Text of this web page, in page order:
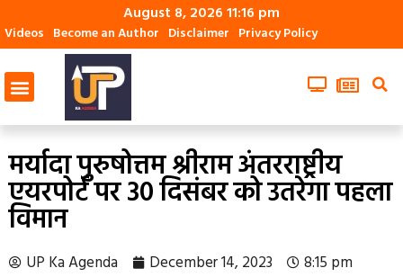
August 8, 2026 11:16 pm
Videos Become an Author Disclaimer Privacy Policy
मर्यादा पुरुषोत्तम श्रीराम अंतरराष्ट्रीय
एयरपोर्ट पर 30 दिसंबर को उतरेगा पहला
विमान
UP Ka Agenda December 14, 2023 8:15 pm